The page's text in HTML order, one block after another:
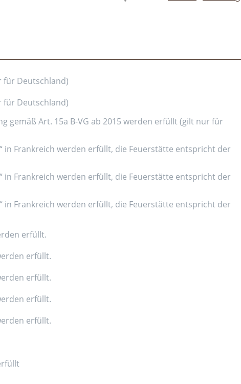
für Deutschland)
für Deutschland)
gemäß Art. 15a B-VG ab 2015 werden erfüllt (gilt nur für
in Frankreich werden erfüllt, die Feuerstätte entspricht der
in Frankreich werden erfüllt, die Feuerstätte entspricht der
in Frankreich werden erfüllt, die Feuerstätte entspricht der
erfüllt.
erfüllt.
erfüllt.
erfüllt.
erfüllt.